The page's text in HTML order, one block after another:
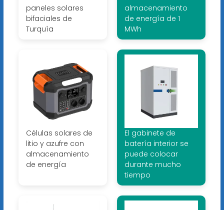
paneles solares
bifaciales de
Turquía
almacenamiento
de energía de 1
MWh
Células solares de
litio y azufre con
almacenamiento
de energía
El gabinete de
batería interior se
puede colocar
durante mucho
tiempo